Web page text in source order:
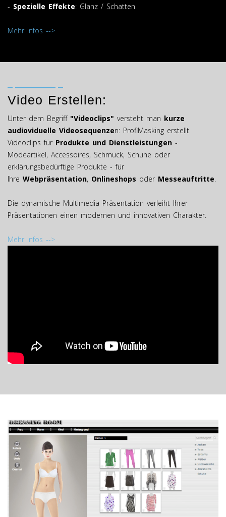
- Spezielle Effekte: Glanz / Schatten
Mehr Infos -->
Video Erstellen:
Unter dem Begriff "Videoclips" versteht man kurze
audioviduelle Videosequenzen: ProfiMasking erstellt
Videoclips für Produkte und Dienstleistungen -
Modeartikel, Accessoires, Schmuck, Schuhe oder
erklärungsbedürftige Produkte - für
Ihre Webpräsentation, Onlineshops oder Messeauftritte.
Die dynamische Multimedia Präsentation verleiht Ihrer
Präsentationen einen modernen und innovativen Charakter.
Mehr Infos -->